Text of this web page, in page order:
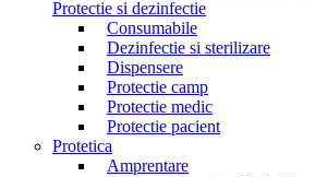
Protectie si dezinfectie
Consumabile
Dezinfectie si sterilizare
Dispensere
Protectie camp
Protectie medic
Protectie pacient
Protetica
Amprentare